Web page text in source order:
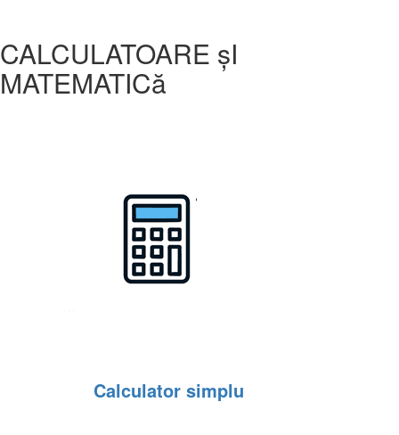
CALCULATOARE șI
MATEMATICă
Calculator simplu